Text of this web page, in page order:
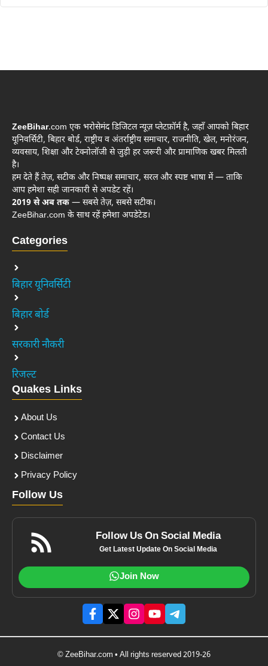
ZeeBihar.com एक भरोसेमंद डिजिटल न्यूज़ प्लेटफ़ॉर्म है, जहाँ आपको बिहार
यूनिवर्सिटी, बिहार बोर्ड, राष्ट्रीय व अंतर्राष्ट्रीय समाचार, राजनीति, खेल, मनोरंजन,
व्यवसाय, शिक्षा और टेक्नोलॉजी से जुड़ी हर जरूरी और प्रामाणिक खबर मिलती
है।
हम देते हैं तेज़, सटीक और निष्पक्ष समाचार, सरल और स्पष्ट भाषा में — ताकि
आप हमेशा सही जानकारी से अपडेट रहें।
2019 से अब तक — सबसे तेज़, सबसे सटीक।
ZeeBihar.com के साथ रहें हमेशा अपडेटेड।
Categories
बिहार यूनिवर्सिटी
बिहार बोर्ड
सरकारी नौकरी
रिजल्ट
Quakes Links
About Us
Contact Us
Disclaimer
Privacy Policy
Follow Us
Follow Us On Social Media
Get Latest Update On Social Media
Join Now
© ZeeBihar.com • All rights reserved 2019-26